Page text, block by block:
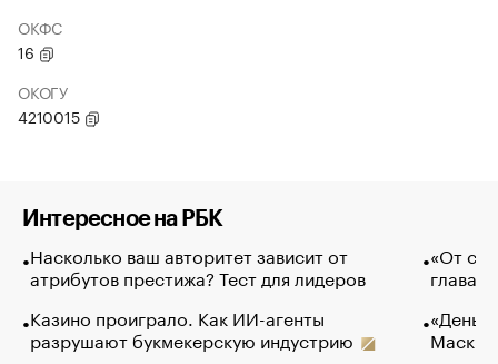
ОКФС
16
ОКОГУ
4210015
Интересное на РБК
Насколько ваш авторитет зависит от
атрибутов престижа? Тест для лидеров
Казино проиграло. Как ИИ-агенты
разрушают букмекерскую индустрию
«От
глава
Маск в